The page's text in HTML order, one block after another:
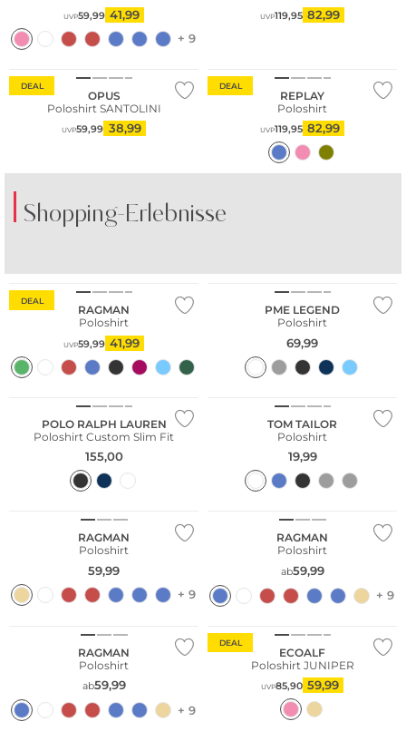
UVP59,99 41,99
+ 9
UVP119,95 82,99
DEAL
OPUS
Poloshirt SANTOLINI
UVP59,99 38,99
DEAL
REPLAY
Poloshirt
UVP119,95 82,99
Shopping-Erlebnisse
DEAL
RAGMAN
Poloshirt
UVP59,99 41,99
PME LEGEND
Poloshirt
69,99
POLO RALPH LAUREN
Poloshirt Custom Slim Fit
155,00
Große Größen
TOM TAILOR
Poloshirt
19,99
Große Größen
RAGMAN
Poloshirt
59,99
+ 9
Große Größen
RAGMAN
Poloshirt
ab59,99
+ 9
Große Größen
RAGMAN
Poloshirt
ab59,99
+ 9
DEAL
Nachhaltig
ECOALF
Poloshirt JUNIPER
UVP85,90 59,99